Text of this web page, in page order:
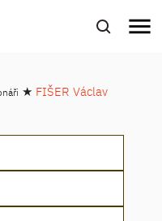
menu
★ FIŠER Václav